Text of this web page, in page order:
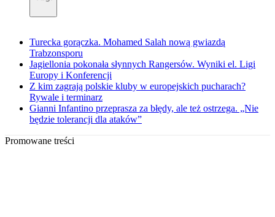
Turecka gorączka. Mohamed Salah nową gwiazdą
Trabzonsporu
Jagiellonia pokonała słynnych Rangersów. Wyniki el. Ligi
Europy i Konferencji
Z kim zagrają polskie kluby w europejskich pucharach?
Rywale i terminarz
Gianni Infantino przeprasza za błędy, ale też ostrzega. „Nie
będzie tolerancji dla ataków”
Promowane treści